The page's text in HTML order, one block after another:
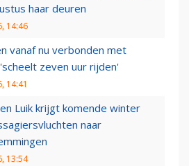
haar deuren
14:46
vanaf nu verbonden met
zeven uur rijden'
14:41
Luik krijgt komende winter
naar
13:54